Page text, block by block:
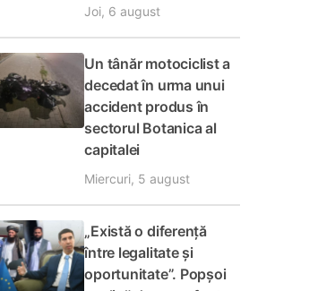
Joi, 6 august
Un tânăr motociclist a
decedat în urma unui
accident produs în
sectorul Botanica al
capitalei
Miercuri, 5 august
„Există o diferență
între legalitate și
oportunitate”. Popșoi